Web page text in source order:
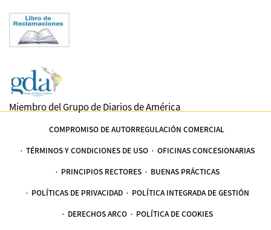
Miembro del Grupo de Diarios de América
COMPROMISO DE AUTORREGULACIÓN COMERCIAL
TÉRMINOS Y CONDICIONES DE USO OFICINAS CONCESIONARIAS
PRINCIPIOS RECTORES BUENAS PRÁCTICAS
POLÍTICAS DE PRIVACIDAD POLÍTICA INTEGRADA DE GESTIÓN
DERECHOS ARCO POLÍTICA DE COOKIES